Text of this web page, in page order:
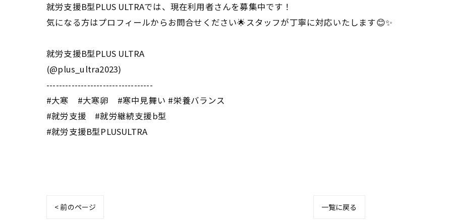
就労支援B型PLUS ULTRAでは、現在利用者さんを募集中です！
気になる方はプロフィールからお問合せください🌟スタッフが丁寧に対応いたします😊✨
就労支援B型PLUS ULTRA
(@plus_ultra2023)
----------------------------------
#大寒 #大寒卵 #寒中見舞い #栄養バランス
#就労支援 #就労継続支援b型
#就労支援B型PLUSULTRA
< 前のページ 一覧に戻る